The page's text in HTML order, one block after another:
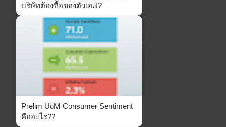
บริษัทต้องซื้อของตัวเอง!?
Prelim UoM Consumer Sentiment
คืออะไร??